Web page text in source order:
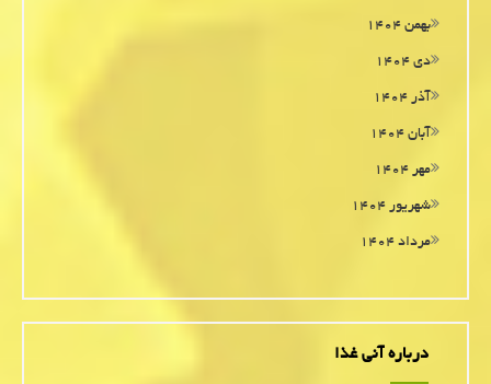
بهمن ۱۴۰۴
دی ۱۴۰۴
آذر ۱۴۰۴
آبان ۱۴۰۴
مهر ۱۴۰۴
شهریور ۱۴۰۴
مرداد ۱۴۰۴
درباره آنی غذا